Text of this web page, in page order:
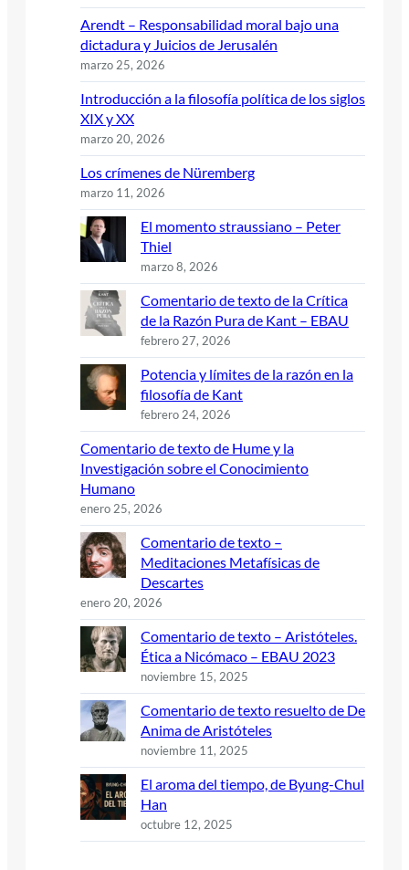
Arendt – Responsabilidad moral bajo una
dictadura y Juicios de Jerusalén
marzo 25, 2026
Introducción a la filosofía política de los siglos
XIX y XX
marzo 20, 2026
Los crímenes de Nüremberg
marzo 11, 2026
El momento straussiano – Peter
Thiel
marzo 8, 2026
Comentario de texto de la Crítica
de la Razón Pura de Kant – EBAU
febrero 27, 2026
Potencia y límites de la razón en la
filosofía de Kant
febrero 24, 2026
Comentario de texto de Hume y la
Investigación sobre el Conocimiento
Humano
enero 25, 2026
Comentario de texto –
Meditaciones Metafísicas de
Descartes
enero 20, 2026
Comentario de texto – Aristóteles.
Ética a Nicómaco – EBAU 2023
noviembre 15, 2025
Comentario de texto resuelto de De
Anima de Aristóteles
noviembre 11, 2025
El aroma del tiempo, de Byung-Chul
Han
octubre 12, 2025